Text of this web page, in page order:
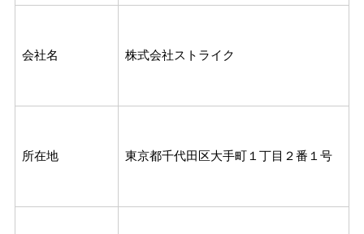
会社名 株式会社ストライク
所在地 東京都千代田区大手町１丁目２番１号